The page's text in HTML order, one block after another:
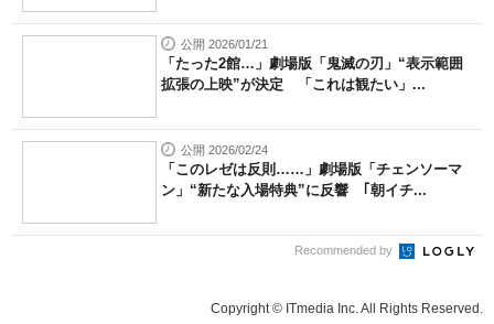
公開 2026/01/21
「たった2館…」劇場版「鬼滅の刃」“表示範囲
拡張の上映”が決定 「これは観たい」...
公開 2026/02/24
「このレゼは反則……」劇場版「チェンソーマ
ン」“新たな入場特典”に反響 ｢朝イチ...
Recommended by
Copyright © ITmedia Inc. All Rights Reserved.